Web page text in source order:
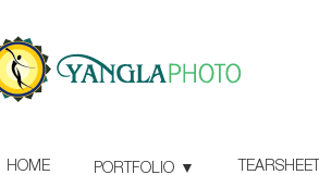
HOME PORTFOLIO